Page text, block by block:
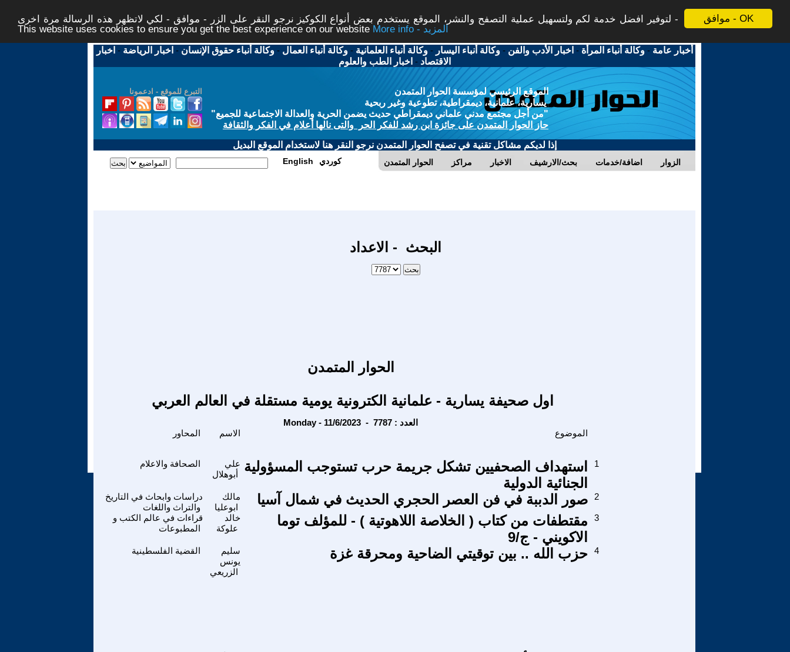
موافق - OK
لتوفير افضل خدمة لكم ولتسهيل عملية التصفح والنشر، الموقع يستخدم بعض أنواع الكوكيز نرجو النقر على الزر - موافق - لكي لاتظهر هذه الرسالة مرة اخرى -
This website uses cookies to ensure you get the best experience on our website
More info - المزيد
أخبار عامة -وكالة أنباء المرأة - اخبار الأدب والفن -وكالة أنباء اليسار -وكالة أنباء العلمانية -وكالة أنباء العمال -وكالة أنباء حقوق الإنسان - اخبار الرياضة - اخبار
الاقتصاد - اخبار الطب والعلوم
التبرع للموقع - ادعمونا
الموقع الرئيسي لمؤسسة الحوار المتمدن
يسارية، علمانية، ديمقراطية، تطوعية وغير ربحية
"من أجل مجتمع مدني علماني ديمقراطي حديث يضمن الحرية والعدالة الاجتماعية للجميع"
حاز الحوار المتمدن على جائزة ابن رشد للفكر الحر والتى نالها أعلام في الفكر والثقافة
إذا لديكم مشاكل تقنية في تصفح الحوار المتمدن نرجو النقر هنا لاستخدام الموقع البديل
الحوار المتمدن مراكز الاخبار بحث/الارشيف اضافة/خدمات الزوار English كوردي
البحث - الاعداد
الحوار المتمدن
اول صحيفة يسارية - علمانية الكترونية يومية مستقلة في العالم العربي
Monday - 11/6/2023 - العدد : 7787
الاسم الموضوع
الصحافة والاعلام
علي
أبوهلال
استهداف الصحفيين تشكل جريمة حرب تستوجب المسؤولية
الجنائية الدولية
1
دراسات وابحاث في التاريخ
والتراث واللغات
مالك
ابوعليا
صور الدببة في فن العصر الحجري الحديث في شمال آسيا 2
قراءات في عالم الكتب و
المطبوعات
خالد
علوكة
مقتطفات من كتاب ( الخلاصة اللاهوتية ) - للمؤلف توما
الاكويني - ج/9
3
القضية الفلسطينية
سليم
يونس
الزريعي
حزب الله .. بين توقيتي الضاحية ومحرقة غزة 4